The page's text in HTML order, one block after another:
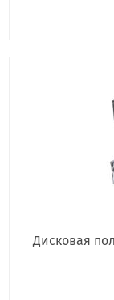
Дисковая